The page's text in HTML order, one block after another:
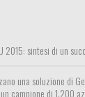
2015: sintesi di un
una soluzione di
campione di 1.200